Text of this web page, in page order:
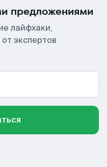
предложениями
лайфхаки,
экспертов